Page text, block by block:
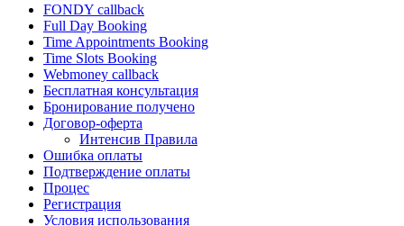
FONDY callback
Full Day Booking
Time Appointments Booking
Time Slots Booking
Webmoney callback
Бесплатная консультация
Бронирование получено
Договор-оферта
Интенсив Правила
Ошибка оплаты
Подтверждение оплаты
Процес
Регистрация
Условия использования